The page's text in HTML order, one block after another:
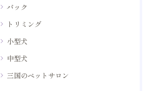
パック
トリミング
小型犬
中型犬
三国のペットサロン